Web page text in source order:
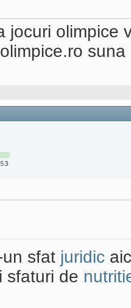
jocuri olimpice
53
sfat juridic
sfaturi de